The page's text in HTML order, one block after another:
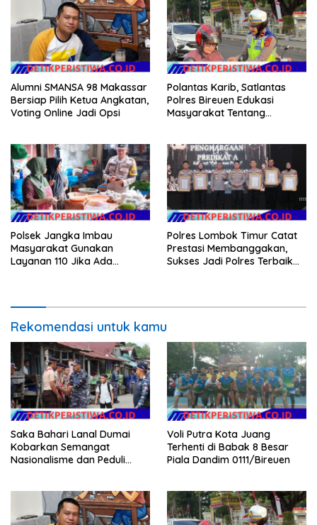
Alumni SMANSA 98 Makassar
Bersiap Pilih Ketua Angkatan,
Voting Online Jadi Opsi
Polantas Karib, Satlantas
Polres Bireuen Edukasi
Masyarakat Tentang
Polsek Jangka Imbau
Masyarakat Gunakan
Layanan 110 Jika Ada
Polres Lombok Timur Catat
Prestasi Membanggakan,
Sukses Jadi Polres Terbaik
Rekomendasi untuk kamu
Saka Bahari Lanal Dumai
Kobarkan Semangat
Nasionalisme dan Peduli
Voli Putra Kota Juang
Terhenti di Babak 8 Besar
Piala Dandim 0111/Bireuen